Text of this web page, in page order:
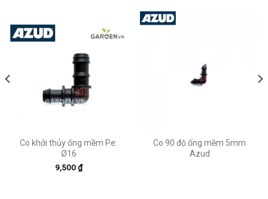
Co khởi thủy ống mềm Pe:
Ø16
9,500₫
Co 90 độ ống mềm 5mm
Azud